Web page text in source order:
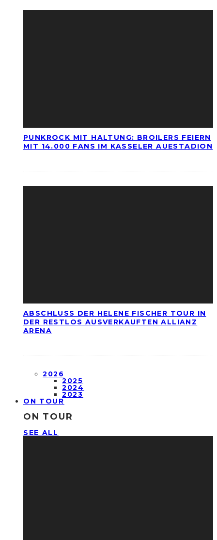
PUNKROCK MIT HALTUNG: BROILERS FEIERN
MIT 14.000 FANS IM KASSELER AUESTADION
ABSCHLUSS DER HELENE FISCHER TOUR IN
DER RESTLOS AUSVERKAUFTEN ALLIANZ
ARENA
2026
2025
2024
2023
ON TOUR
ON TOUR
SEE ALL